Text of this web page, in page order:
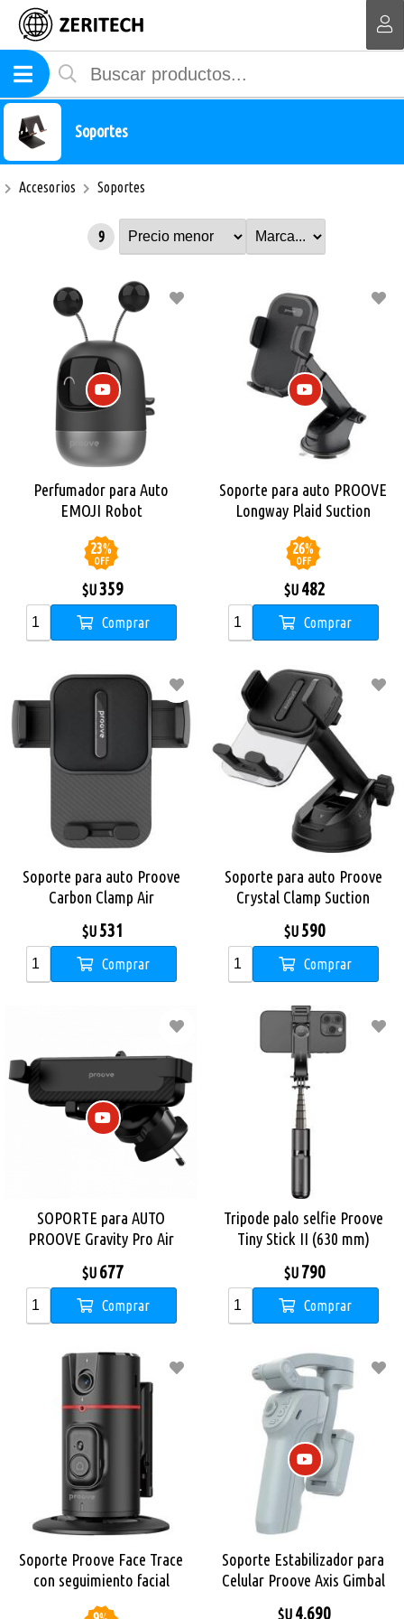
Soportes
Accesorios Soportes
9
Perfumador para Auto
EMOJI Robot
23%
OFF
$U359
Comprar
Soporte para auto PROOVE
Longway Plaid Suction
26%
OFF
$U 482
Comprar
Soporte para auto Proove
Carbon Clamp Air
$U 531
Comprar
Soporte para auto Proove
Crystal Clamp Suction
$U 590
Comprar
SOPORTE para AUTO
PROOVE Gravity Pro Air
$U 677
Comprar
Tripode palo selfie Proove
Tiny Stick II (630 mm)
$U 790
Comprar
Soporte Proove Face Trace
con seguimiento facial
automático (95 mm)
Soporte Estabilizador para
Celular Proove Axis Gimbal
$U 4.690